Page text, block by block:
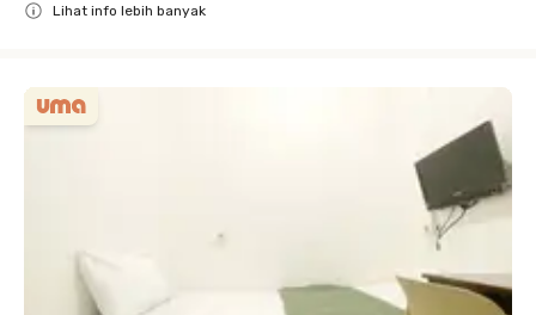
Lihat info lebih banyak